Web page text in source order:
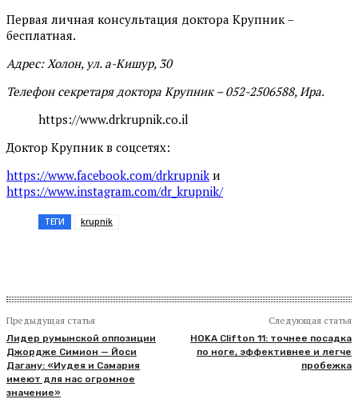
Первая личная консультация доктора Крупник –
бесплатная.
Адрес: Холон, ул. а-Кишур, 30
Телефон секретаря доктора Крупник – 052-2506588, Ира.
https://www.drkrupnik.co.il
Доктор Крупник в соцсетях:
https://www.facebook.com/drkrupnik и
https://www.instagram.com/dr_krupnik/
ТЕГИ krupnik
Предыдущая статья
Лидер румынской оппозиции
Джордже Симион — Йоси
Дагану: «Иудея и Самария
имеют для нас огромное
значение»
Следующая статья
HOKA Clifton 11: точнее посадка
по ноге, эффективнее и легче
пробежка